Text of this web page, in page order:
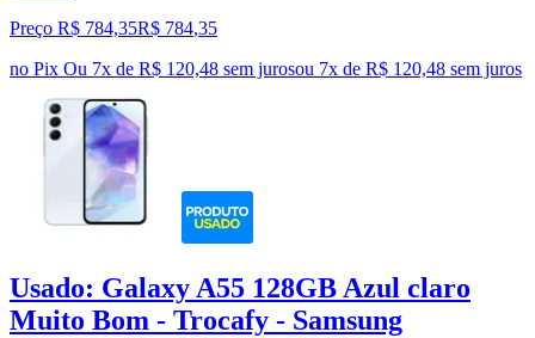
Preço R$ 784,35R$ 784,35
no Pix Ou 7x de R$ 120,48 sem jurosou 7x de R$ 120,48 sem juros
Usado: Galaxy A55 128GB Azul claro
Muito Bom - Trocafy - Samsung